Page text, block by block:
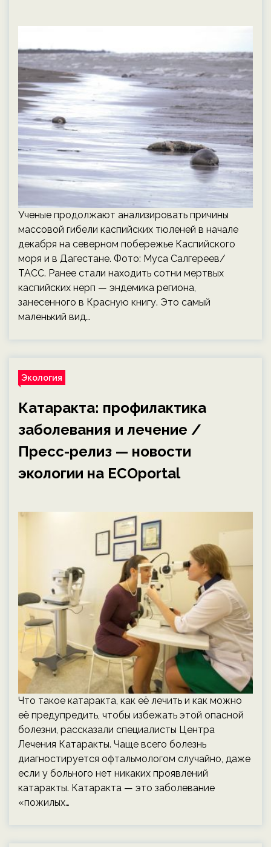
Ученые продолжают анализировать причины
массовой гибели каспийских тюленей в начале
декабря на северном побережье Каспийского
моря и в Дагестане. Фото: Муса Салгереев/
ТАСС. Ранее стали находить сотни мертвых
каспийских нерп — эндемика региона,
занесенного в Красную книгу. Это самый
маленький вид…
Экология
Катаракта: профилактика
заболевания и лечение /
Пресс-релиз — новости
экологии на ECOportal
Что такое катаракта, как её лечить и как можно
её предупредить, чтобы избежать этой опасной
болезни, рассказали специалисты Центра
Лечения Катаракты. Чаще всего болезнь
диагностируется офтальмологом случайно, даже
если у больного нет никаких проявлений
катаракты. Катаракта — это заболевание
«пожилых…